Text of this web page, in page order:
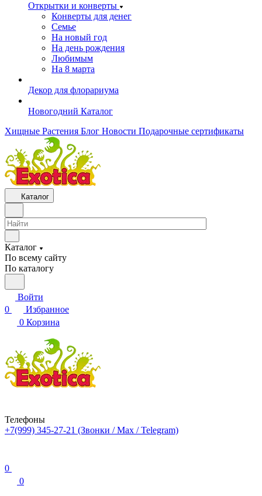
Открытки и конверты
Конверты для денег
Семье
На новый год
На день рождения
Любимым
На 8 марта
Декор для флорариума
Новогодний Каталог
Хищные Растения Блог Новости Подарочные сертификаты
Каталог
Каталог
По всему сайту
По каталогу
Войти
0
Избранное
0 Корзина
Телефоны
+7(999) 345-27-21 (Звонки / Max / Telegram)
0
0